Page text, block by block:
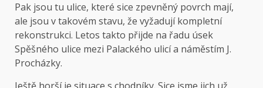
Pak jsou tu ulice, které sice zpevněný povrch mají,
ale jsou v takovém stavu, že vyžadují kompletní
rekonstrukci. Letos takto přijde na řadu úsek
Spěšného ulice mezi Palackého ulicí a náměstím J.
Procházky.